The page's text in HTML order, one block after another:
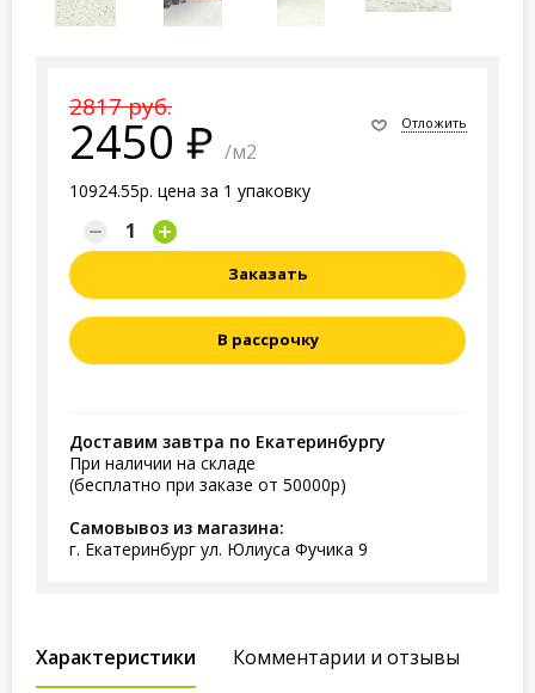
2817 руб.
2450 /м2
10924.55р. цена за 1 упаковку
Отложить
Заказать
В рассрочку
Доставим завтра по Екатеринбургу
При наличии на складе
(бесплатно при заказе от 50000р)
Самовывоз из магазина:
г. Екатеринбург ул. Юлиуса Фучика 9
Характеристики Комментарии и отзывы